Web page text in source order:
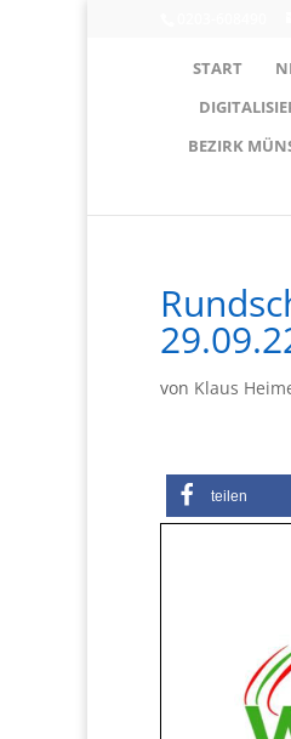
START
BEZIRK
von Klaus
teilen